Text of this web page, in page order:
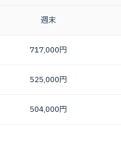
週末
717,000円
525,000円
504,000円